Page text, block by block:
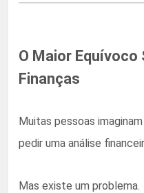
O Maior Equívoco
Finanças
Muitas pessoas
pedir uma análise
Mas existe um problema.